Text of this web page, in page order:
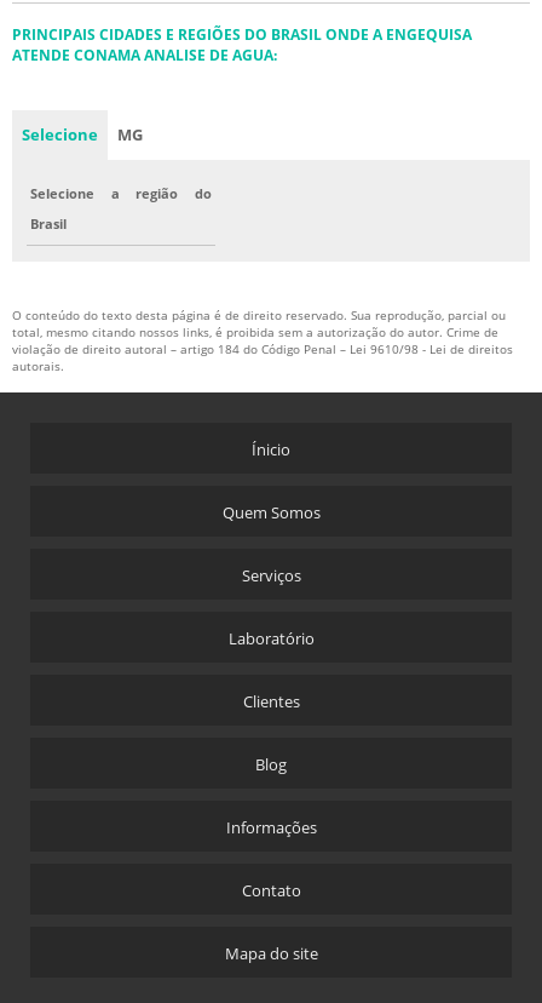
PRINCIPAIS CIDADES E REGIÕES DO BRASIL ONDE A ENGEQUISA
ATENDE CONAMA ANALISE DE AGUA:
Selecione MG
Selecione a região do
Brasil
O conteúdo do texto desta página é de direito reservado. Sua reprodução, parcial ou
total, mesmo citando nossos links, é proibida sem a autorização do autor. Crime de
violação de direito autoral – artigo 184 do Código Penal – Lei 9610/98 - Lei de direitos
autorais.
Ínicio
Quem Somos
Serviços
Laboratório
Clientes
Blog
Informações
Contato
Mapa do site